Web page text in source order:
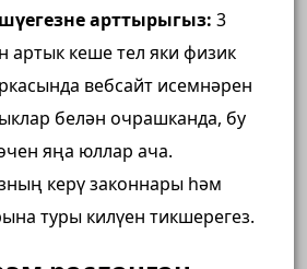
арттырыгыз: 3
артык кеше тел яки физик
вебсайт исемнәрен
белән очрашканда, бу
яңа юллар ача.
керү законнары һәм
туры килүен тикшерегез.